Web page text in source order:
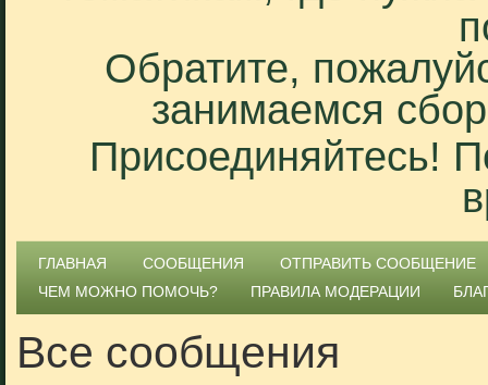
Обратите,
занимаемся
Присоединяйтесь!
ГЛАВНАЯ СООБЩЕНИЯ
ОТПРАВИТЬ СООБЩЕНИЕ
ЧЕМ МОЖНО ПОМОЧЬ?
ПРАВИЛА МОДЕРАЦИИ
Все сообщения